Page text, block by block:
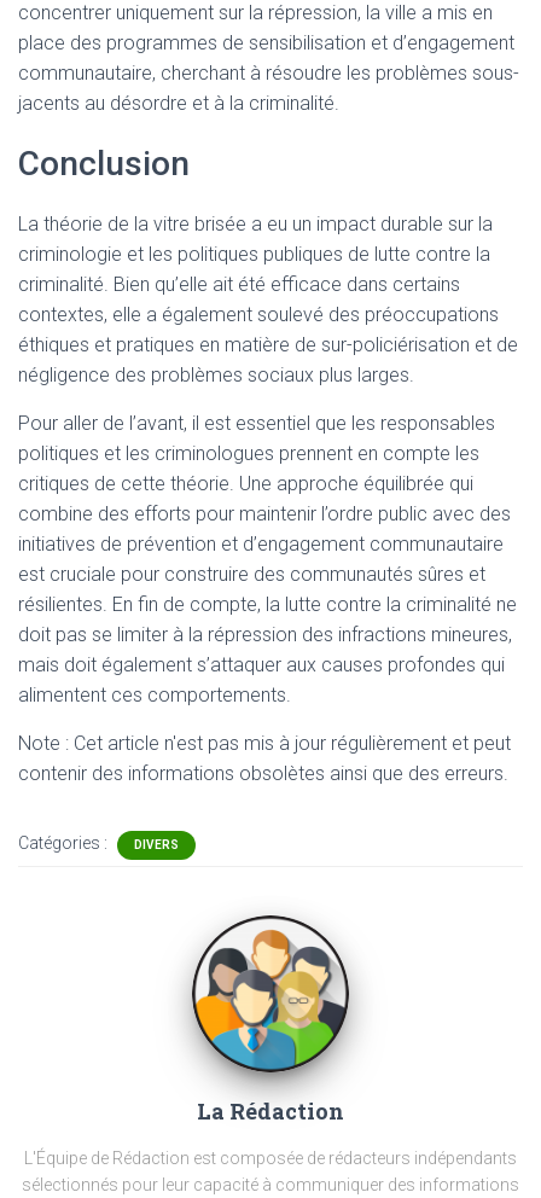
concentrer uniquement sur la répression, la ville a mis en
place des programmes de sensibilisation et d’engagement
communautaire, cherchant à résoudre les problèmes sous-
jacents au désordre et à la criminalité.
Conclusion
La théorie de la vitre brisée a eu un impact durable sur la
criminologie et les politiques publiques de lutte contre la
criminalité. Bien qu’elle ait été efficace dans certains
contextes, elle a également soulevé des préoccupations
éthiques et pratiques en matière de sur-policiérisation et de
négligence des problèmes sociaux plus larges.
Pour aller de l’avant, il est essentiel que les responsables
politiques et les criminologues prennent en compte les
critiques de cette théorie. Une approche équilibrée qui
combine des efforts pour maintenir l’ordre public avec des
initiatives de prévention et d’engagement communautaire
est cruciale pour construire des communautés sûres et
résilientes. En fin de compte, la lutte contre la criminalité ne
doit pas se limiter à la répression des infractions mineures,
mais doit également s’attaquer aux causes profondes qui
alimentent ces comportements.
Note : Cet article n'est pas mis à jour régulièrement et peut
contenir des informations obsolètes ainsi que des erreurs.
Catégories : DIVERS
La Rédaction
L'Équipe de Rédaction est composée de rédacteurs indépendants
sélectionnés pour leur capacité à communiquer des informations